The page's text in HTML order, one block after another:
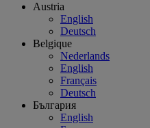
Austria
English
Deutsch
Belgique
Nederlands
English
Français
Deutsch
България
English